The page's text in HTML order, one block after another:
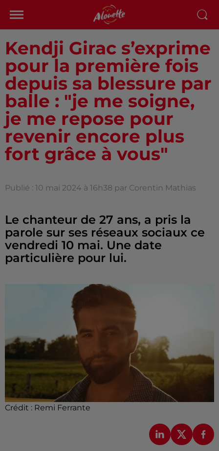
Kendji Girac s’exprime
pour la première fois
depuis sa blessure par
balle : "je me soigne,
je me repose pour
revenir encore plus
fort grâce à vous"
Publié : 10 mai 2024 à 16h38 par Corentin Mathias
Le chanteur de 27 ans, a pris la
parole sur ses réseaux sociaux ce
vendredi 10 mai. Une date
particulière pour lui.
Crédit : Remi Ferrante